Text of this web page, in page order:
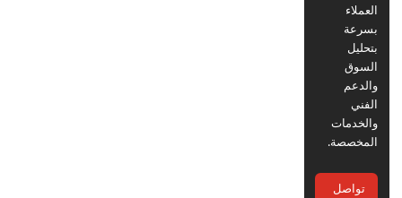
العملاء
بسرعة
بتحليل
السوق
والدعم
الفني
والخدمات
المخصصة.
تواصل